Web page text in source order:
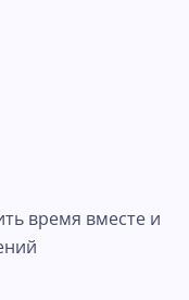
время вместе и